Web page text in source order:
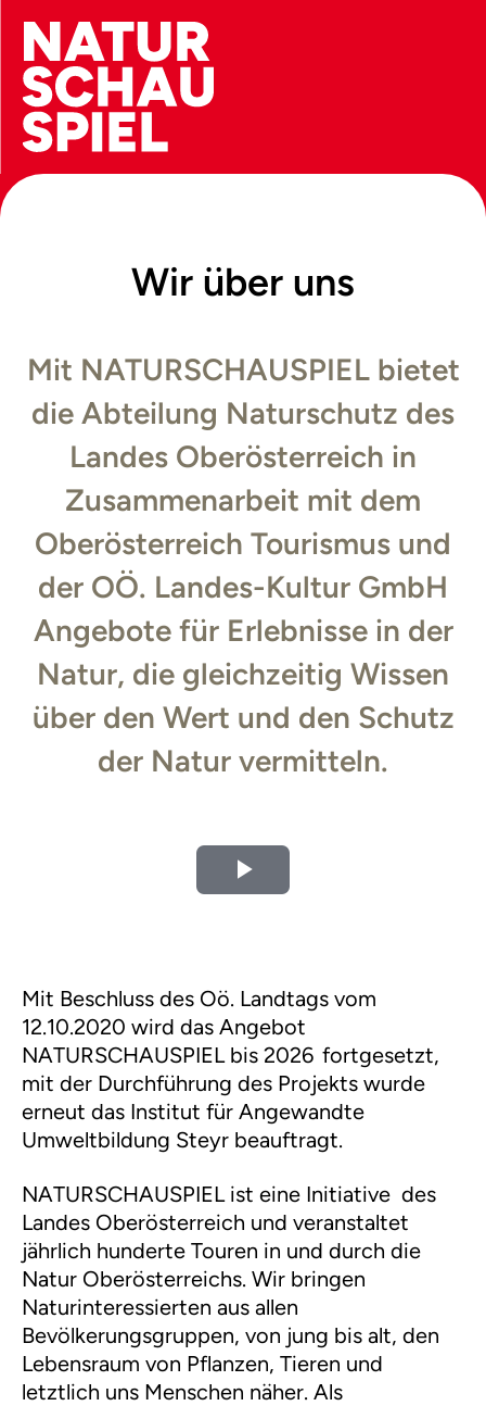
Wir über uns
Mit NATURSCHAUSPIEL bietet
die Abteilung Naturschutz des
Landes Oberösterreich in
Zusammenarbeit mit dem
Oberösterreich Tourismus und
der OÖ. Landes-Kultur GmbH
Angebote für Erlebnisse in der
Natur, die gleichzeitig Wissen
über den Wert und den Schutz
der Natur vermitteln.
V
d
e
o
a
b
s
p
i
e
Mit Beschluss des Oö. Landtags vom
12.10.2020 wird das Angebot
NATURSCHAUSPIEL bis 2026 fortgesetzt,
mit der Durchführung des Projekts wurde
erneut das Institut für Angewandte
Umweltbildung Steyr beauftragt.
NATURSCHAUSPIEL ist eine Initiative des
Landes Oberösterreich und veranstaltet
jährlich hunderte Touren in und durch die
Natur Oberösterreichs. Wir bringen
Naturinteressierten aus allen
Bevölkerungsgruppen, von jung bis alt, den
Lebensraum von Pflanzen, Tieren und
letztlich uns Menschen näher. Als